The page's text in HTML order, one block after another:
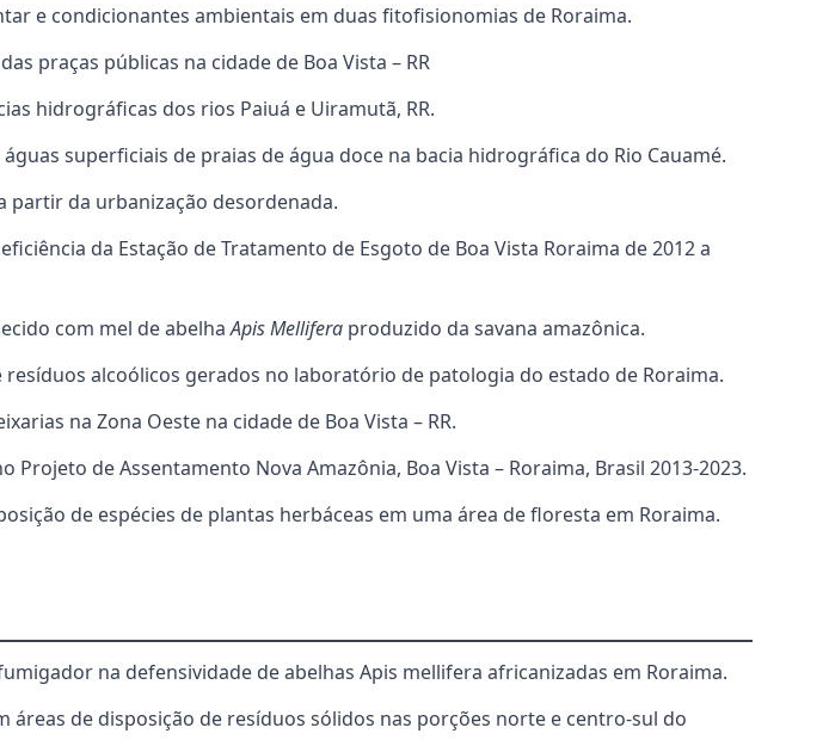
e condicionantes ambientais em duas fitofisionomias de Roraima.
praças públicas na cidade de Boa Vista – RR
hidrográficas dos rios Paiuá e Uiramutã, RR.
superficiais de praias de água doce na bacia hidrográfica do Rio Cauamé.
partir da urbanização desordenada.
da Estação de Tratamento de Esgoto de Boa Vista Roraima de 2012 a
com mel de abelhaApis Melliferaproduzido da savana amazônica.
alcoólicos gerados no laboratório de patologia do estado de Roraima.
na Zona Oeste na cidade de Boa Vista – RR.
Projeto de Assentamento Nova Amazônia, Boa Vista – Roraima, Brasil 2013-2023.
de espécies de plantas herbáceas em uma área de floresta em Roraima.
na defensividade de abelhas Apis mellifera africanizadas em Roraima.
de disposição de resíduos sólidos nas porções norte e centro-sul do